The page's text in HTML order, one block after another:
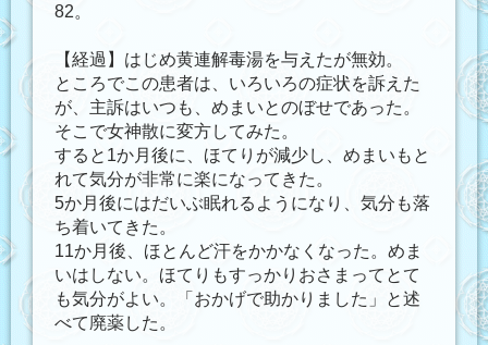
82。
【経過】はじめ黄連解毒湯を与えたが無効。
ところでこの患者は、いろいろの症状を訴えた
が、主訴はいつも、めまいとのぼせであった。
そこで女神散に変方してみた。
すると1か月後に、ほてりが減少し、めまいもと
れて気分が非常に楽になってきた。
5か月後にはだいぶ眠れるようになり、気分も落
ち着いてきた。
11か月後、ほとんど汗をかかなくなった。めま
いはしない。ほてりもすっかりおさまってとて
も気分がよい。「おかげで助かりました」と述
べて廃薬した。